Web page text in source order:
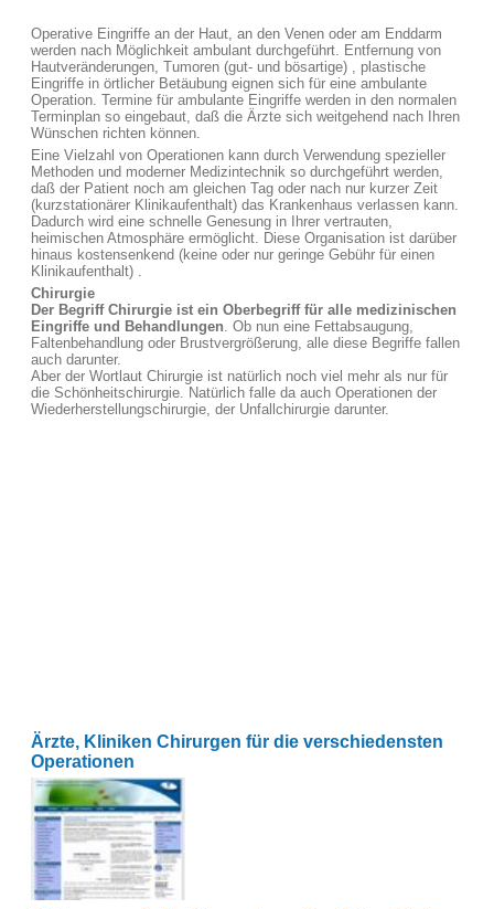
Operative Eingriffe an der Haut, an den Venen oder am Enddarm
werden nach Möglichkeit ambulant durchgeführt. Entfernung von
Hautveränderungen, Tumoren (gut- und bösartige) , plastische
Eingriffe in örtlicher Betäubung eignen sich für eine ambulante
Operation. Termine für ambulante Eingriffe werden in den normalen
Terminplan so eingebaut, daß die Ärzte sich weitgehend nach Ihren
Wünschen richten können.
Eine Vielzahl von Operationen kann durch Verwendung spezieller
Methoden und moderner Medizintechnik so durchgeführt werden,
daß der Patient noch am gleichen Tag oder nach nur kurzer Zeit
(kurzstationärer Klinikaufenthalt) das Krankenhaus verlassen kann.
Dadurch wird eine schnelle Genesung in Ihrer vertrauten,
heimischen Atmosphäre ermöglicht. Diese Organisation ist darüber
hinaus kostensenkend (keine oder nur geringe Gebühr für einen
Klinikaufenthalt) .
Chirurgie
Der Begriff Chirurgie ist ein Oberbegriff für alle medizinischen
Eingriffe und Behandlungen. Ob nun eine Fettabsaugung,
Faltenbehandlung oder Brustvergrößerung, alle diese Begriffe fallen
auch darunter.
Aber der Wortlaut Chirurgie ist natürlich noch viel mehr als nur für
die Schönheitschirurgie. Natürlich falle da auch Operationen der
Wiederherstellungschirurgie, der Unfallchirurgie darunter.
Ärzte, Kliniken Chirurgen für die verschiedensten
Operationen